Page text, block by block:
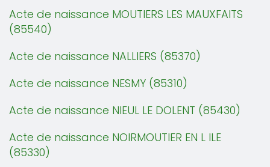
Acte de naissance MOUTIERS LES MAUXFAITS
(85540)
Acte de naissance NALLIERS (85370)
Acte de naissance NESMY (85310)
Acte de naissance NIEUL LE DOLENT (85430)
Acte de naissance NOIRMOUTIER EN L ILE
(85330)